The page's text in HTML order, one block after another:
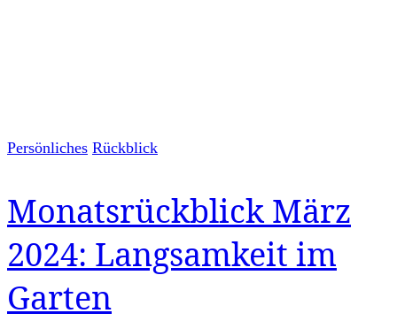
Persönliches Rückblick
Monatsrückblick März
2024: Langsamkeit im
Garten